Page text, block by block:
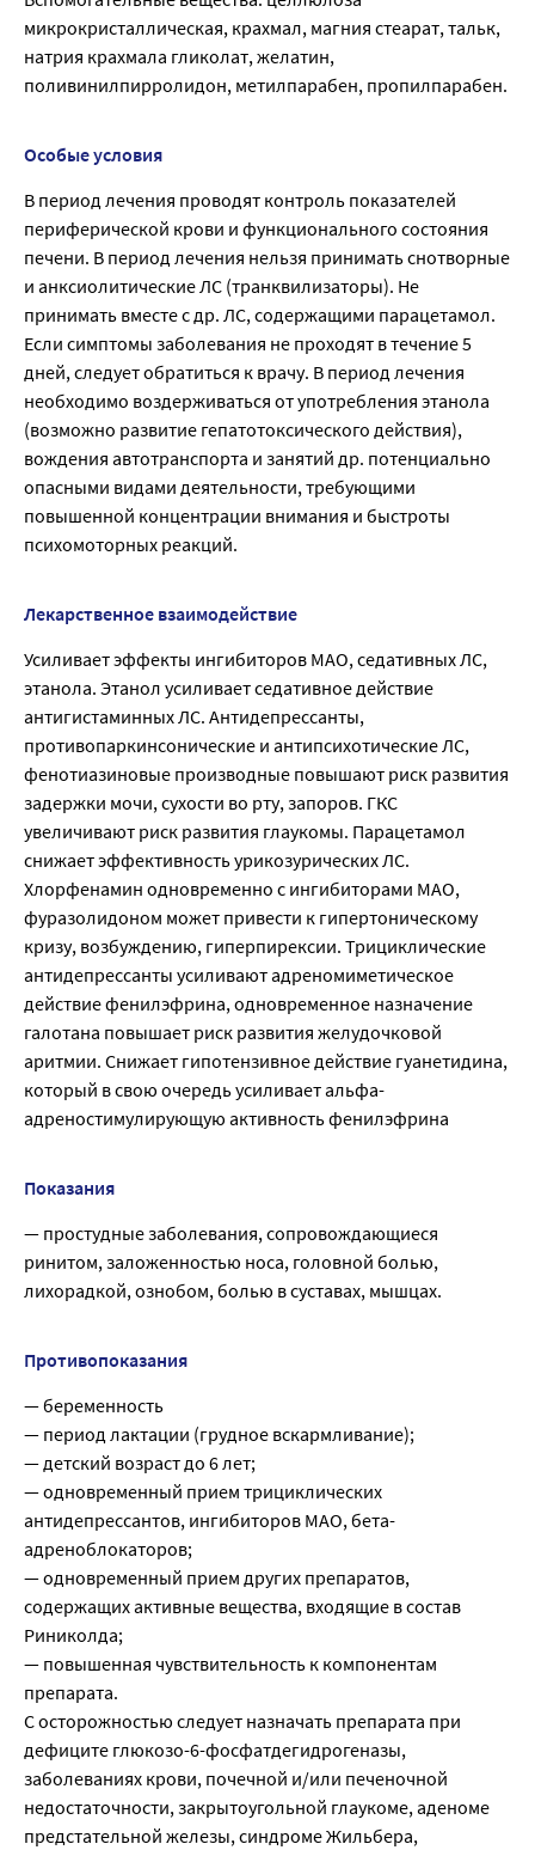
микрокристаллическая, крахмал, магния стеарат, тальк,
натрия крахмала гликолат, желатин,
поливинилпирролидон, метилпарабен, пропилпарабен.
Особые условия
В период лечения проводят контроль показателей
периферической крови и функционального состояния
печени. В период лечения нельзя принимать снотворные
и анксиолитические ЛС (транквилизаторы). Не
принимать вместе с др. ЛС, содержащими парацетамол.
Если симптомы заболевания не проходят в течение 5
дней, следует обратиться к врачу. В период лечения
необходимо воздерживаться от употребления этанола
(возможно развитие гепатотоксического действия),
вождения автотранспорта и занятий др. потенциально
опасными видами деятельности, требующими
повышенной концентрации внимания и быстроты
психомоторных реакций.
Лекарственное взаимодействие
Усиливает эффекты ингибиторов МАО, седативных ЛС,
этанола. Этанол усиливает седативное действие
антигистаминных ЛС. Антидепрессанты,
противопаркинсонические и антипсихотические ЛС,
фенотиазиновые производные повышают риск развития
задержки мочи, сухости во рту, запоров. ГКС
увеличивают риск развития глаукомы. Парацетамол
снижает эффективность урикозурических ЛС.
Хлорфенамин одновременно с ингибиторами МАО,
фуразолидоном может привести к гипертоническому
кризу, возбуждению, гиперпирексии. Трициклические
антидепрессанты усиливают адреномиметическое
действие фенилэфрина, одновременное назначение
галотана повышает риск развития желудочковой
аритмии. Снижает гипотензивное действие гуанетидина,
который в свою очередь усиливает альфа-
адреностимулирующую активность фенилэфрина
Показания
— простудные заболевания, сопровождающиеся
ринитом, заложенностью носа, головной болью,
лихорадкой, ознобом, болью в суставах, мышцах.
Противопоказания
— беременность
— период лактации (грудное вскармливание);
— детский возраст до 6 лет;
— одновременный прием трициклических
антидепрессантов, ингибиторов МАО, бета-
адреноблокаторов;
— одновременный прием других препаратов,
содержащих активные вещества, входящие в состав
Риниколда;
— повышенная чувствительность к компонентам
препарата.
С осторожностью следует назначать препарата при
дефиците глюкозо-6-фосфатдегидрогеназы,
заболеваниях крови, почечной и/или печеночной
недостаточности, закрытоугольной глаукоме, аденоме
предстательной железы, синдроме Жильбера,